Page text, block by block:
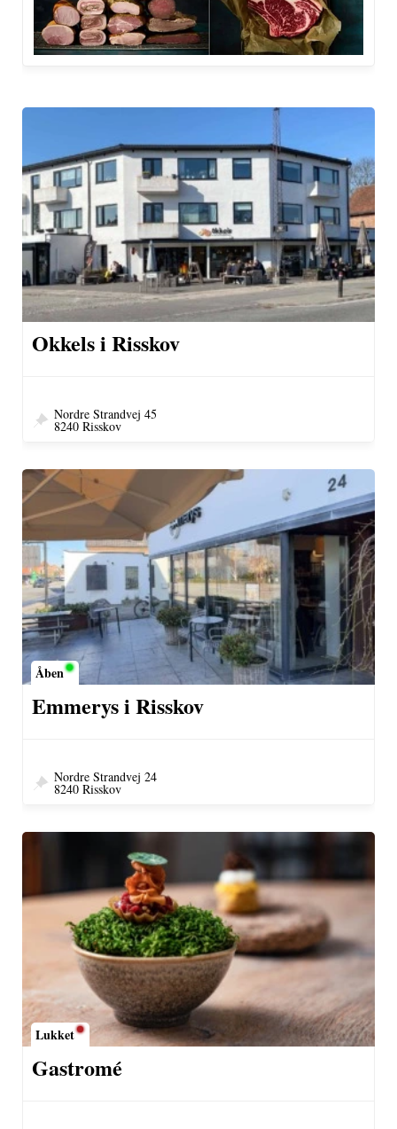
Okkels i Risskov
Nordre Strandvej 45
8240 Risskov
Åben
Emmerys i Risskov
Nordre Strandvej 24
8240 Risskov
Lukket
Gastromé